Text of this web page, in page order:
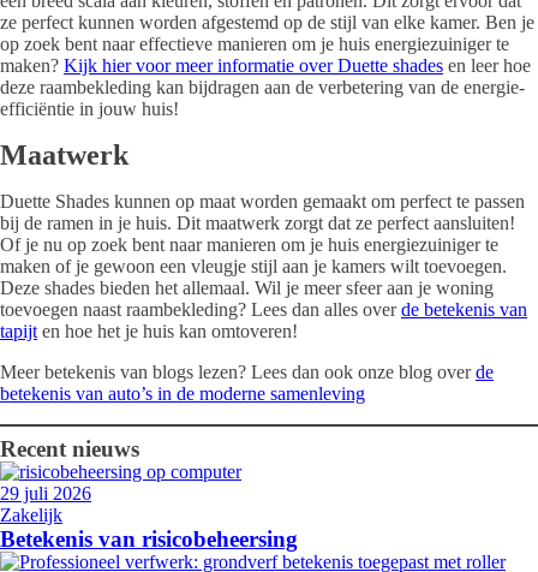
ze perfect kunnen worden afgestemd op de stijl van elke kamer. Ben je
op zoek bent naar effectieve manieren om je huis energiezuiniger te
maken? Kijk hier voor meer informatie over Duette shades en leer hoe
deze raambekleding kan bijdragen aan de verbetering van de energie-
efficiëntie in jouw huis!
Maatwerk
Duette Shades kunnen op maat worden gemaakt om perfect te passen
bij de ramen in je huis. Dit maatwerk zorgt dat ze perfect aansluiten!
Of je nu op zoek bent naar manieren om je huis energiezuiniger te
maken of je gewoon een vleugje stijl aan je kamers wilt toevoegen.
Deze shades bieden het allemaal. Wil je meer sfeer aan je woning
toevoegen naast raambekleding? Lees dan alles overde betekenis van
tapijt en hoe het je huis kan omtoveren!
Meer betekenis van blogs lezen? Lees dan ook onze blog overde
betekenis van auto’s in de moderne samenleving
Recent nieuws
29 juli 2026
Zakelijk
Betekenis van risicobeheersing